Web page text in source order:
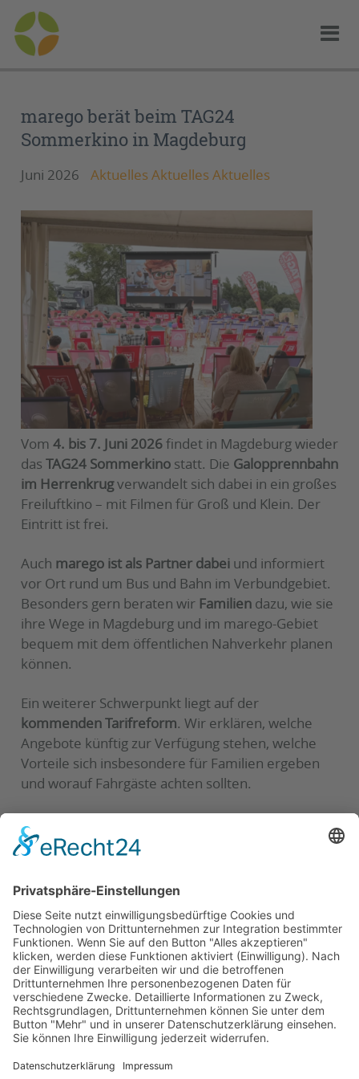
marego berät beim TAG24
Sommerkino in Magdeburg
Juni 2026 Aktuelles Aktuelles Aktuelles
Vom 4. bis 7. Juni 2026findet in Magdeburg wieder
das TAG24 Sommerkino statt. Die Galopprennbahn
im Herrenkrugverwandelt sich dabei in ein großes
Freiluftkino – mit Filmen für Groß und Klein. Der
Eintritt ist frei.
Auch marego ist als Partner dabei und informiert
vor Ort rund um Bus und Bahn im Verbundgebiet.
Besonders gern beraten wir Familien dazu, wie sie
ihre Wege in Magdeburg und im marego-Gebiet
bequem mit dem öffentlichen Nahverkehr planen
können.
Ein weiterer Schwerpunkt liegt auf der
kommenden Tarifreform. Wir erklären, welche
Angebote künftig zur Verfügung stehen, welche
Vorteile sich insbesondere für Familien ergeben
und worauf Fahrgäste achten sollten.
Die Galopprennbahn ist gut mit dem öffentlichen
Nahverkehr erreichbar, zum Beispiel mit der
Das vollständige Programm finden Sie hier:
Zum TAG24 Sommerkino Magdeburg
Wir freuen uns auf viele Gespräche vor Ort und
wünschen allen Besucherinnen und Besuchern viel
Spaß beim Sommerkino!
Zurück